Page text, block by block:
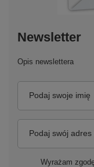
Newsletter
Opis newslettera
Podaj swoje imię
Podaj swój adres
Wyrażam